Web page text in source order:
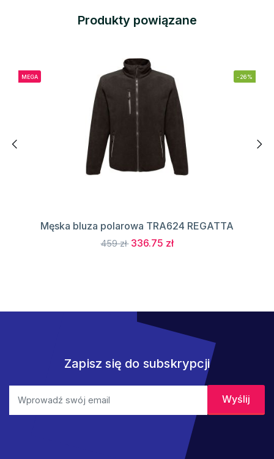
Produkty powiązane
MEGA -26%
Męska bluza polarowa TRA624 REGATTA
459 zł 336.75 zł
Zapisz się do subskrypcji